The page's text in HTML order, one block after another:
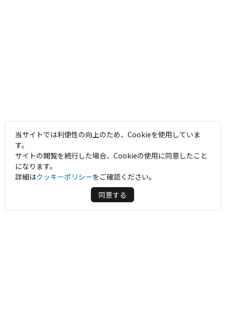
当サイトでは利便性の向上のため、Cookieを使用していま
す。
サイトの閲覧を続行した場合、Cookieの使用に同意したこと
になります。
詳細はクッキーポリシーをご確認ください。
同意する